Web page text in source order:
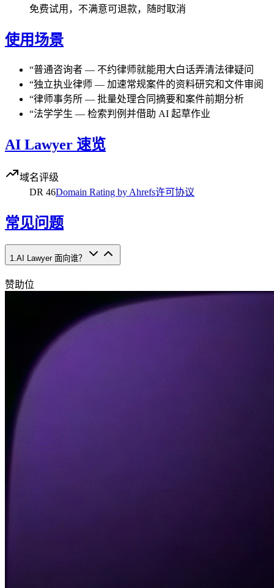
免费试用，不满意可退款，随时取消
使用场景
“普通咨询者 — 不约律师就能用大白话弄清法律疑问
“独立执业律师 — 加速常规案件的资料研究和文件审阅
“律师事务所 — 批量处理合同摘要和案件前期分析
“法学学生 — 检索判例并借助 AI 起草作业
AI Lawyer 速览
域名评级
DR 46Domain Rating by Ahrefs许可协议
常见问题
1 AI Lawyer 面向谁？
赞助位